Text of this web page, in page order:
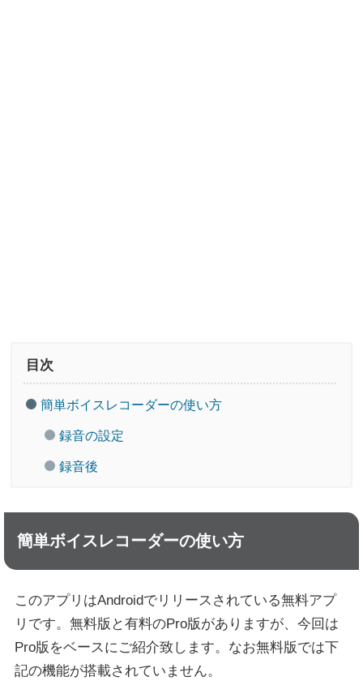
目次
簡単ボイスレコーダーの使い方
録音の設定
録音後
簡単ボイスレコーダーの使い方
このアプリはAndroidでリリースされている無料アプ
リです。無料版と有料のPro版がありますが、今回は
Pro版をベースにご紹介致します。なお無料版では下
記の機能が搭載されていません。